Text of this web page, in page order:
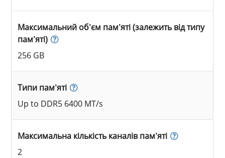
Максимальний об’єм пам’яті (залежить від типу
пам’яті)
256 GB
Типи пам’яті
Up to DDR5 6400 MT/s
Максимальна кількість каналів пам’яті
2